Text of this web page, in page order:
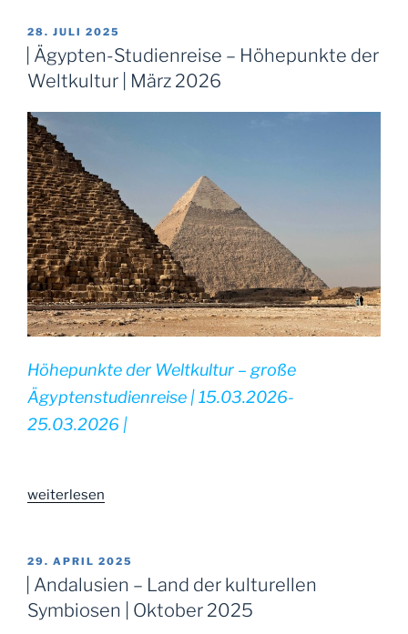
der
Welt
–
und
Westchina
|
Oktober
2026“
VERÖFFENTLICHT
AM
28. JULI 2025
| Ägypten-Studienreise – Höhepunkte der
Weltkultur | März 2026
Höhepunkte der Weltkultur – große
Ägyptenstudienreise | 15.03.2026-
25.03.2026 |
„|
–
Höhepunkte
der
Weltkultur
weiterlesen
VERÖFFENTLICHT
AM
29. APRIL 2025
| Andalusien – Land der kulturellen
Symbiosen | Oktober 2025